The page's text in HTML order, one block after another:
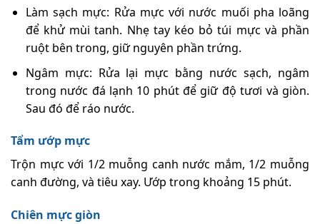
Làm sạch mực: Rửa mực với nước muối pha loãng
để khử mùi tanh. Nhẹ tay kéo bỏ túi mực và phần
ruột bên trong, giữ nguyên phần trứng.
Ngâm mực: Rửa lại mực bằng nước sạch, ngâm
trong nước đá lạnh 10 phút để giữ độ tươi và giòn.
Sau đó để ráo nước.
Tẩm ướp mực
Trộn mực với 1/2 muỗng canh nước mắm, 1/2 muỗng
canh đường, và tiêu xay. Ướp trong khoảng 15 phút.
Chiên mực giòn